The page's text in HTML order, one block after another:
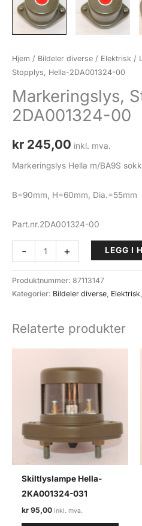
Hjem / Bildeler diverse / Elektrisk /
Stopplys, Hella-2DA001324-00
Markeringslys,
2DA001324-00
kr 245,00 inkl. mva.
Markeringslys Hella m/BA9S
B=90mm, H=60mm, Dia.=55mm
Part.nr.2DA001324-00
-
Markeringslys,
Stopplys,
Hella-
2DA001324-
antall
+ LEGG I
Produktnummer: 87113147
Kategorier: Bildeler diverse, Elektrisk,
Relaterte produkter
Skiltlyslampe Hella-
2KA001324-031
kr 95,00